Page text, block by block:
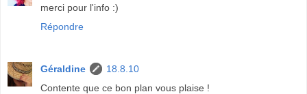
merci pour l'info :)
Répondre
Géraldine
18.8.10
Contente que ce bon plan vous plaise !